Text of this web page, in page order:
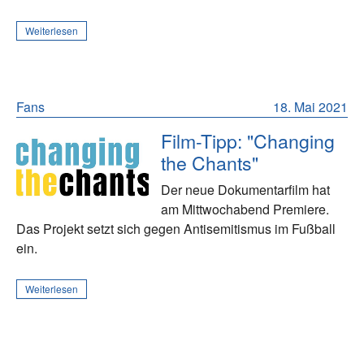
Weiterlesen
18. Mai 2021
Fans
Film-Tipp: "Changing
the Chants"
Der neue Dokumentarfilm hat
am Mittwochabend Premiere.
Das Projekt setzt sich gegen Antisemitismus im Fußball
ein.
Weiterlesen